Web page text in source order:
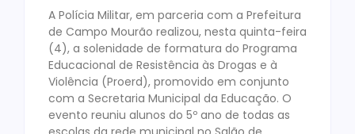
A Polícia Militar, em parceria com a Prefeitura
de Campo Mourão realizou, nesta quinta-feira
(4), a solenidade de formatura do Programa
Educacional de Resistência às Drogas e à
Violência (Proerd), promovido em conjunto
com a Secretaria Municipal da Educação. O
evento reuniu alunos do 5º ano de todas as